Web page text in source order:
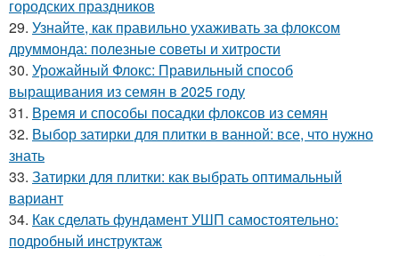
городских праздников
29. Узнайте, как правильно ухаживать за флоксом
друммонда: полезные советы и хитрости
30. Урожайный Флокс: Правильный способ
выращивания из семян в 2025 году
31. Время и способы посадки флоксов из семян
32. Выбор затирки для плитки в ванной: все, что нужно
знать
33. Затирки для плитки: как выбрать оптимальный
вариант
34. Как сделать фундамент УШП самостоятельно:
подробный инструктаж